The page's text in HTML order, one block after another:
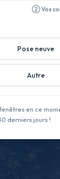
② Vos
Pose neuve
Autre
en ce
derniers jours !